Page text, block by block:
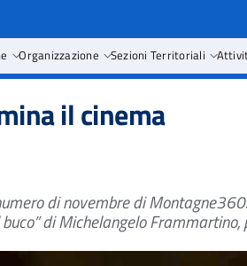
Organizzazione Sezioni Territoriali
il cinema
di novembre di Montagne360.
di Michelangelo